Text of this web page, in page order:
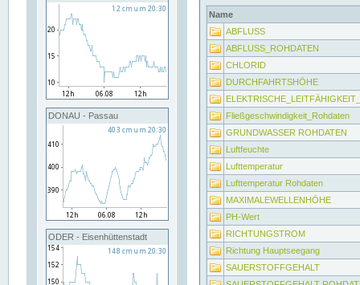
DONAU - Passau
ODER - Eisenhüttenstadt
Name
ABFLUSS
ABFLUSS_ROHDATEN
CHLORID
DURCHFAHRTSHÖHE
Fließgeschwindigkeit_Rohdaten
GRUNDWASSER ROHDATEN
Luftfeuchte
Lufttemperatur
Lufttemperatur Rohdaten
MAXIMALEWELLENHÖHE
PH-Wert
RICHTUNGSTROM
Richtung Hauptseegang
SAUERSTOFFGEHALT